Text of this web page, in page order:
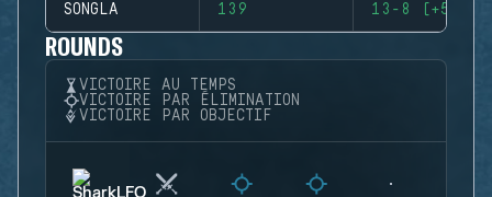
SONGLA 139 13-8 (+5)
ROUNDS
VICTOIRE AU TEMPS
VICTOIRE PAR ÉLIMINATION
VICTOIRE PAR OBJECTIF